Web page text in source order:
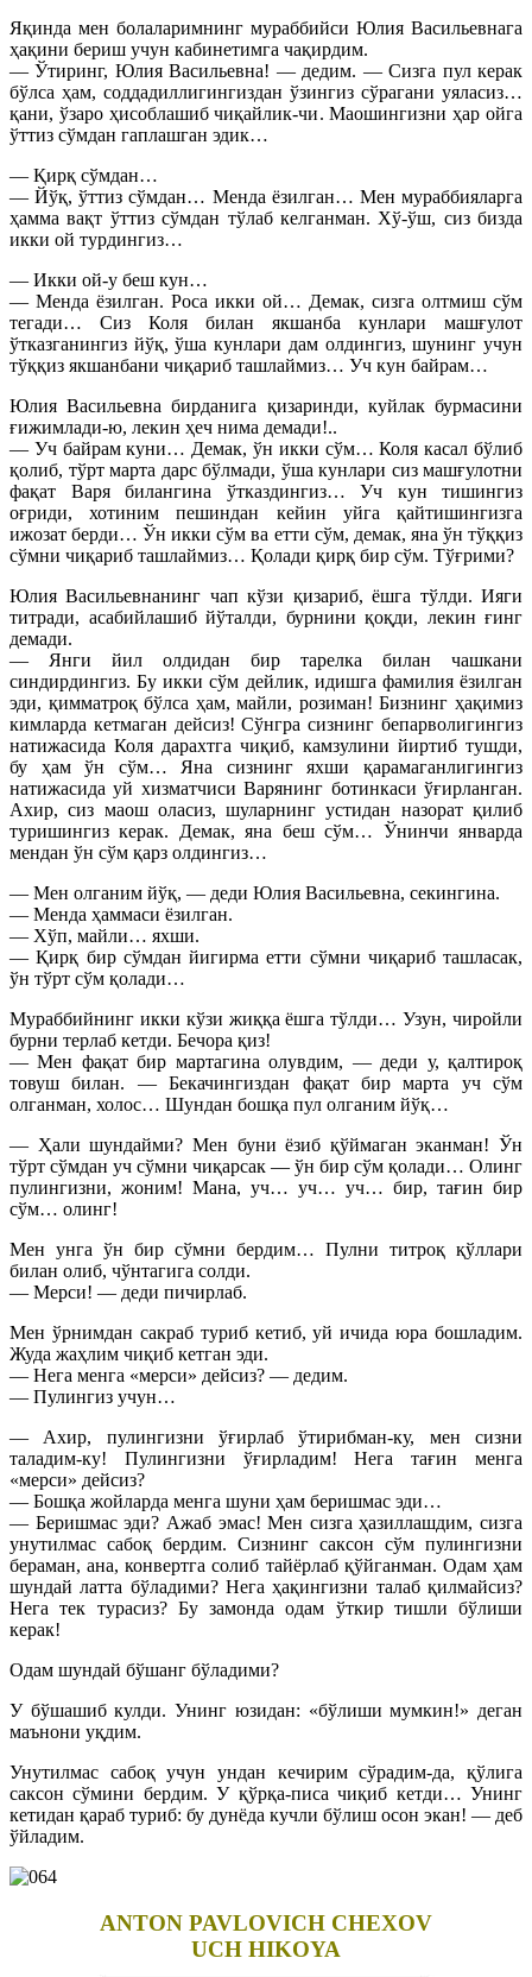
Яқинда мен болаларимнинг мураббийси Юлия Васильевнага
ҳақини бериш учун кабинетимга чақирдим.
— Ўтиринг, Юлия Васильевна! — дедим. — Сизга пул керак
бўлса ҳам, соддадиллигингиздан ўзингиз сўрагани уяласиз…
қани, ўзаро ҳисоблашиб чиқайлик-чи. Маошингизни ҳар ойга
ўттиз сўмдан гаплашган эдик…
— Қирқ сўмдан…
— Йўқ, ўттиз сўмдан… Менда ёзилган… Мен мураббияларга
ҳамма вақт ўттиз сўмдан тўлаб келганман. Хў-ўш, сиз бизда
икки ой турдингиз…
— Икки ой-у беш кун…
— Менда ёзилган. Роса икки ой… Демак, сизга олтмиш сўм
тегади… Сиз Коля билан якшанба кунлари машғулот
ўтказганингиз йўқ, ўша кунлари дам олдингиз, шунинг учун
тўққиз якшанбани чиқариб ташлаймиз… Уч кун байрам…
Юлия Васильевна бирданига қизаринди, куйлак бурмасини
ғижимлади-ю, лекин ҳеч нима демади!..
— Уч байрам куни… Демак, ўн икки сўм… Коля касал бўлиб
қолиб, тўрт марта дарс бўлмади, ўша кунлари сиз машғулотни
фақат Варя билангина ўтказдингиз… Уч кун тишингиз
оғриди, хотиним пешиндан кейин уйга қайтишингизга
ижозат берди… Ўн икки сўм ва етти сўм, демак, яна ўн тўққиз
сўмни чиқариб ташлаймиз… Қолади қирқ бир сўм. Тўғрими?
Юлия Васильевнанинг чап кўзи қизариб, ёшга тўлди. Ияги
титради, асабийлашиб йўталди, бурнини қоқди, лекин ғинг
демади.
— Янги йил олдидан бир тарелка билан чашкани
синдирдингиз. Бу икки сўм дейлик, идишга фамилия ёзилган
эди, қимматроқ бўлса ҳам, майли, розиман! Бизнинг ҳақимиз
кимларда кетмаган дейсиз! Сўнгра сизнинг бепарволигингиз
натижасида Коля дарахтга чиқиб, камзулини йиртиб тушди,
бу ҳам ўн сўм… Яна сизнинг яхши қарамаганлигингиз
натижасида уй хизматчиси Варянинг ботинкаси ўғирланган.
Ахир, сиз маош оласиз, шуларнинг устидан назорат қилиб
туришингиз керак. Демак, яна беш сўм… Ўнинчи январда
мендан ўн сўм қарз олдингиз…
— Мен олганим йўқ, — деди Юлия Васильевна, секингина.
— Менда ҳаммаси ёзилган.
— Хўп, майли… яхши.
— Қирқ бир сўмдан йигирма етти сўмни чиқариб ташласак,
ўн тўрт сўм қолади…
Мураббийнинг икки кўзи жиққа ёшга тўлди… Узун, чиройли
бурни терлаб кетди. Бечора қиз!
— Мен фақат бир мартагина олувдим, — деди у, қалтироқ
товуш билан. — Бекачингиздан фақат бир марта уч сўм
олганман, холос… Шундан бошқа пул олганим йўқ…
— Ҳали шундайми? Мен буни ёзиб қўймаган эканман! Ўн
тўрт сўмдан уч сўмни чиқарсак — ўн бир сўм қолади… Олинг
пулингизни, жоним! Мана, уч… уч… уч… бир, тағин бир
сўм… олинг!
Мен унга ўн бир сўмни бердим… Пулни титроқ қўллари
билан олиб, чўнтагига солди.
— Мерси! — деди пичирлаб.
Мен ўрнимдан сакраб туриб кетиб, уй ичида юра бошладим.
Жуда жаҳлим чиқиб кетган эди.
— Нега менга «мерси» дейсиз? — дедим.
— Пулингиз учун…
— Ахир, пулингизни ўғирлаб ўтирибман-ку, мен сизни
таладим-ку! Пулингизни ўғирладим! Нега тағин менга
«мерси» дейсиз?
— Бошқа жойларда менга шуни ҳам беришмас эди…
— Беришмас эди? Ажаб эмас! Мен сизга ҳазиллашдим, сизга
унутилмас сабоқ бердим. Сизнинг саксон сўм пулингизни
бераман, ана, конвертга солиб тайёрлаб қўйганман. Одам ҳам
шундай латта бўладими? Нега ҳақингизни талаб қилмайсиз?
Нега тек турасиз? Бу замонда одам ўткир тишли бўлиши
керак!
Одам шундай бўшанг бўладими?
У бўшашиб кулди. Унинг юзидан: «бўлиши мумкин!» деган
маънони уқдим.
Унутилмас сабоқ учун ундан кечирим сўрадим-да, қўлига
саксон сўмини бердим. У қўрқа-писа чиқиб кетди… Унинг
кетидан қараб туриб: бу дунёда кучли бўлиш осон экан! — деб
ўйладим.
ANTON PAVLOVICH CHEXOV
UCH HIKOYA